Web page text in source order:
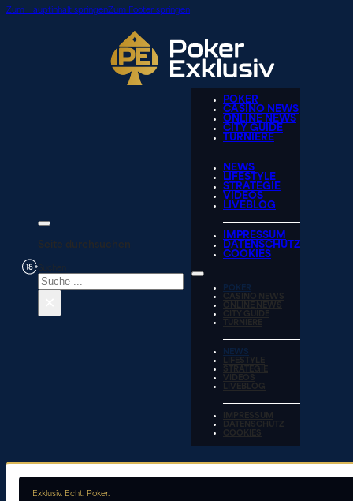
Zum Hauptinhalt springenZum Footer springen
Seite durchsuchen
POKER
CASINO NEWS
ONLINE NEWS
CITY GUIDE
TURNIERE
NEWS
LIFESTYLE
STRATEGIE
VIDEOS
LIVEBLOG
IMPRESSUM
DATENSCHUTZ
COOKIES
POKER
CASINO NEWS
ONLINE NEWS
CITY GUIDE
TURNIERE
NEWS
LIFESTYLE
STRATEGIE
VIDEOS
LIVEBLOG
IMPRESSUM
DATENSCHUTZ
COOKIES
Exklusiv. Echt. Poker.